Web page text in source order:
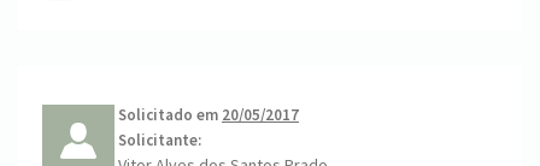
Solicitado em 20/05/2017
Solicitante: